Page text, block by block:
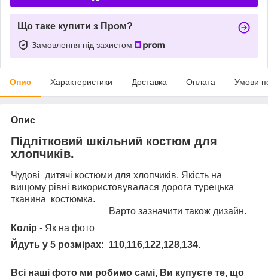
Що таке купити з Пром?
Замовлення під захистом
Опис Характеристики Доставка Оплата Умови
Опис
Підлітковий шкільний костюм для
хлопчиків.
Чудові дитячі костюми для хлопчиків. Якість на
вищому рівні використовувалася дорога турецька
тканина костюмка.
Варто зазначити також дизайн.
Колір - Як на фото
Йдуть у 5 розмірах: 110,116,122,128,134.
Всі наші фото ми робимо самі, Ви купуєте те, що